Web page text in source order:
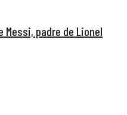
Messi, padre de Lionel